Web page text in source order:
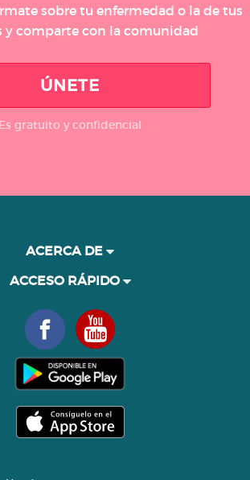
sobre tu enfermedad o la de tus
y comparte con la comunidad
ÚNETE
Es gratuito y confidencial
ACERCA DE
ACCESO RÁPIDO